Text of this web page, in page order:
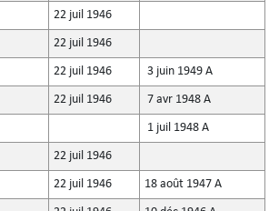
22 juil 1946
22 juil 1946
22 juil 1946 3 juin 1949 A
22 juil 1946 7 avr 1948 A
1 juil 1948 A
22 juil 1946
22 juil 1946 18 août 1947 A